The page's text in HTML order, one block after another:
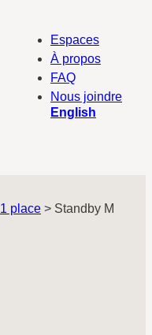
Espaces
À propos
FAQ
Nous joindre
English
1 place > Standby M